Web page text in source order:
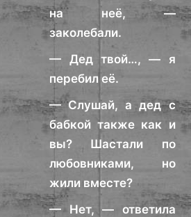
на неё, —
заколебали.
— Дед твой…, — я
перебил её.
— Слушай, а дед с
бабкой также как и
вы? Шастали по
любовниками, но
жили вместе?
— Нет, — ответила